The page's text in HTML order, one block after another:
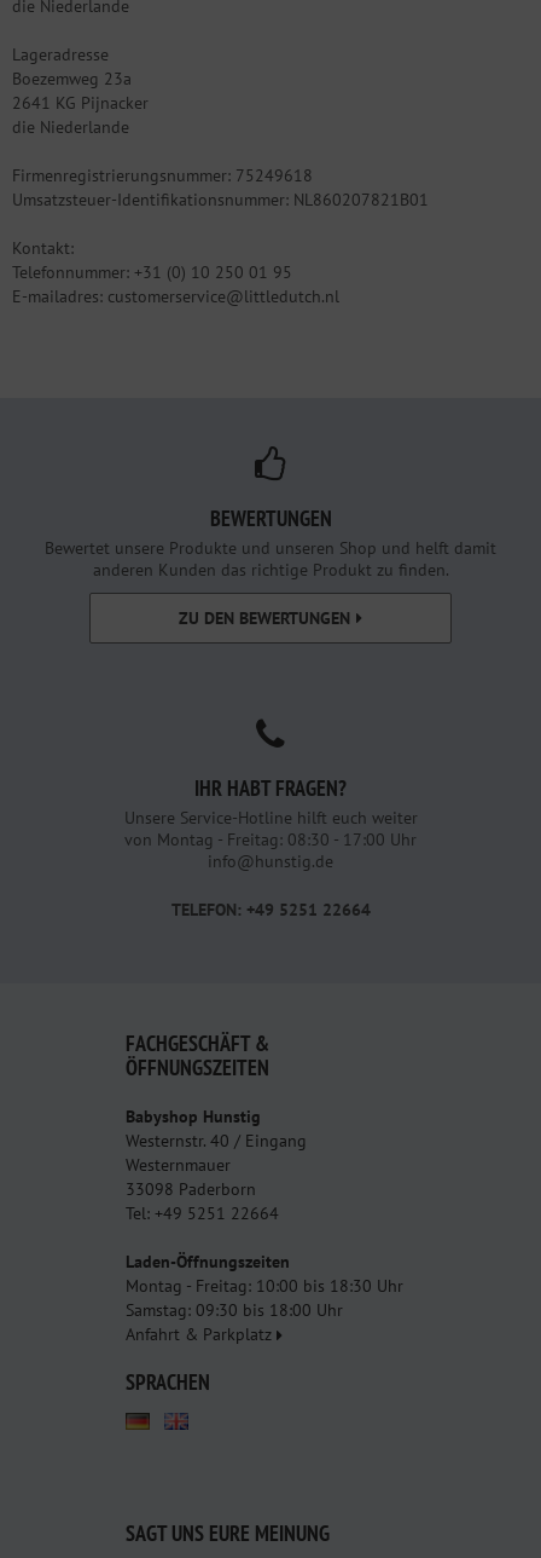
die Niederlande
Lageradresse
Boezemweg 23a
2641 KG Pijnacker
die Niederlande
Firmenregistrierungsnummer: 75249618
Umsatzsteuer-Identifikationsnummer: NL860207821B01
Kontakt:
Telefonnummer: +31 (0) 10 250 01 95
E-mailadres: customerservice@littledutch.nl
BEWERTUNGEN
Bewertet unsere Produkte und unseren Shop und helft damit
anderen Kunden das richtige Produkt zu finden.
ZU DEN BEWERTUNGEN
IHR HABT FRAGEN?
Unsere Service-Hotline hilft euch weiter
von Montag - Freitag: 08:30 - 17:00 Uhr
info@hunstig.de
TELEFON: +49 5251 22664
FACHGESCHÄFT &
ÖFFNUNGSZEITEN
Babyshop Hunstig
Westernstr. 40 / Eingang
Westernmauer
33098 Paderborn
Tel: +49 5251 22664
Laden-Öffnungszeiten
Montag - Freitag: 10:00 bis 18:30 Uhr
Samstag: 09:30 bis 18:00 Uhr
Anfahrt & Parkplatz
SPRACHEN
SAGT UNS EURE MEINUNG